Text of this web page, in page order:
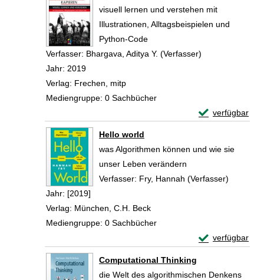
visuell lernen und verstehen mit
Illustrationen, Alltagsbeispielen und
Python-Code
Verfasser: Bhargava, Aditya Y. (Verfasser)
Jahr: 2019
Verlag: Frechen, mitp
Mediengruppe: 0 Sachbücher
verfügbar
Exemplar-
Hello world
was Algorithmen können und wie sie
unser Leben verändern
Verfasser: Fry, Hannah (Verfasser)
Jahr: [2019]
Verlag: München, C.H. Beck
Mediengruppe: 0 Sachbücher
verfügbar
Exemplar-
Computational Thinking
die Welt des algorithmischen Denkens